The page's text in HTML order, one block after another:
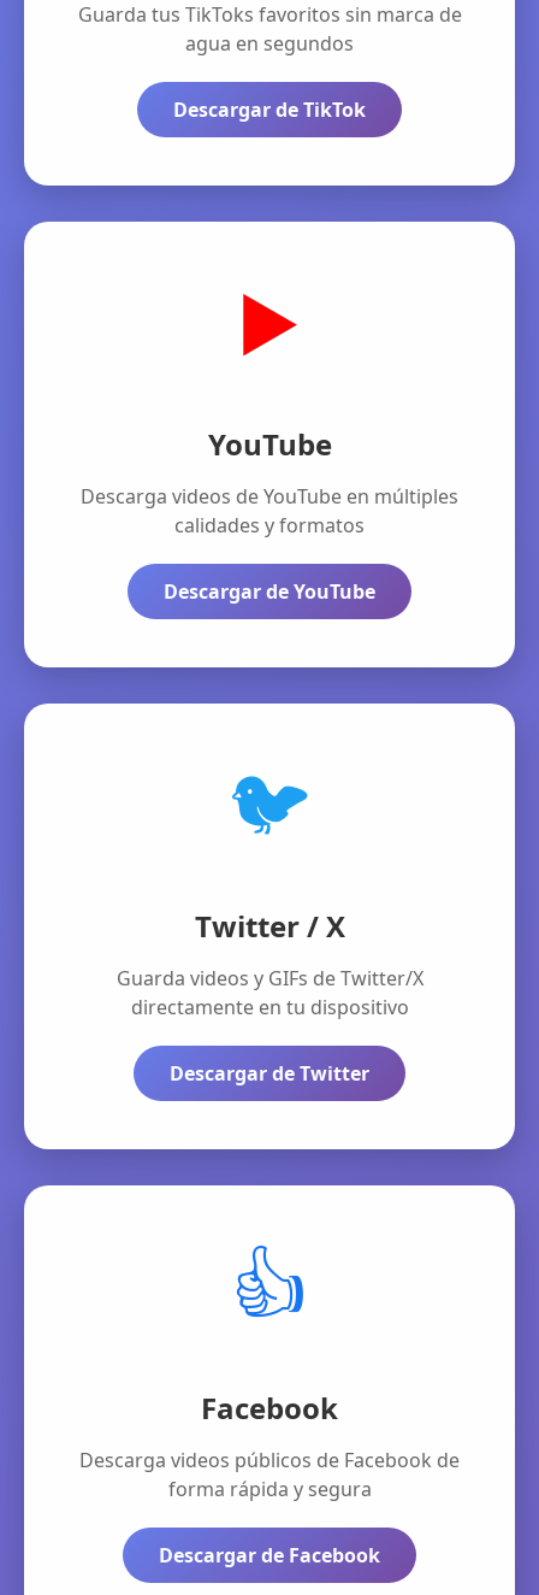
Guarda tus TikToks favoritos sin marca de
agua en segundos
Descargar de TikTok
▶️
YouTube
Descarga videos de YouTube en múltiples
calidades y formatos
Descargar de YouTube
🐦
Twitter / X
Guarda videos y GIFs de Twitter/X
directamente en tu dispositivo
Descargar de Twitter
👍
Facebook
Descarga videos públicos de Facebook de
forma rápida y segura
Descargar de Facebook